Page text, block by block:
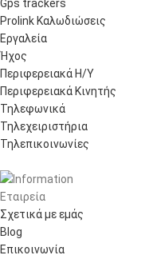
Gps trackers
Prolink Καλωδιώσεις
Εργαλεία
Ήχος
Περιφερειακά Η/Υ
Περιφερειακά Κινητής
Τηλεφωνικά
Τηλεχειριστήρια
Τηλεπικοινωνίες
Εταιρεία
Σχετικά με εμάς
Blog
Επικοινωνία